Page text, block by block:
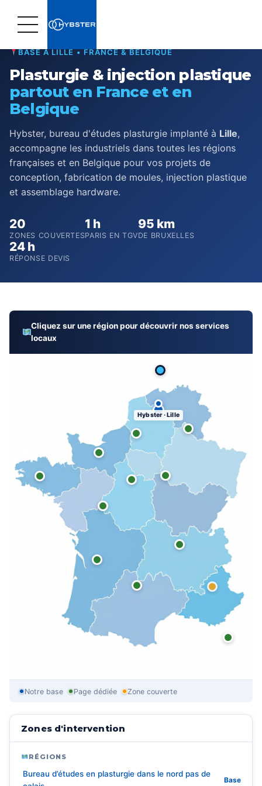
Zones d'intervention
BASÉ À LILLE • FRANCE & BELGIQUE
Plasturgie & injection plastique
partout en France et en
Belgique
Hybster, bureau d'études plasturgie implanté à Lille,
accompagne les industriels dans toutes les régions
françaises et en Belgique pour vos projets de
conception, fabrication de moules, injection plastique
et assemblage hardware.
20
ZONES COUVERTES
1 h
PARIS EN TGV
95 km
DE BRUXELLES
24 h
RÉPONSE DEVIS
Cliquez sur une région pour découvrir nos services
locaux
Hybster · Lille
Notre base Page dédiée Zone couverte
Zones d'intervention
RÉGIONS
Bureau d’études en plasturgie dans le nord pas de
Base